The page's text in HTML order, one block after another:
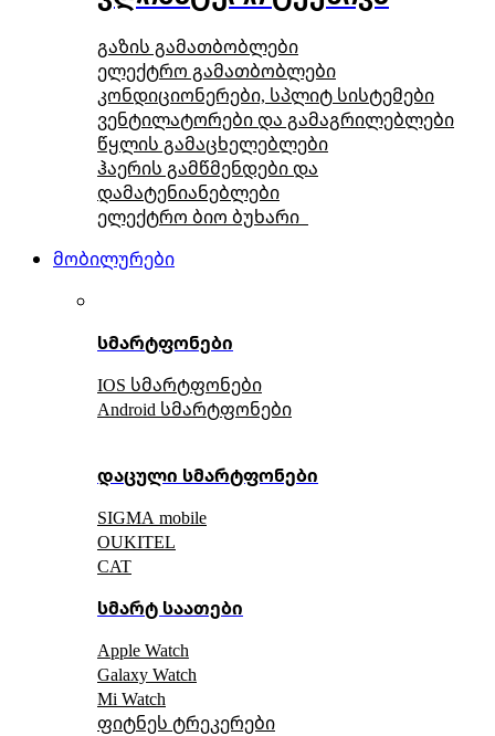
გაზის გამათბობლები
ელექტრო გამათბობლები
კონდიციონერები, სპლიტ სისტემები
ვენტილატორები და გამაგრილებლები
წყლის გამაცხელებლები
ჰაერის გამწმენდები და
დამატენიანებლები
ელექტრო ბიო ბუხარი
მობილურები
სმარტფონები
IOS სმარტფონები
Android სმარტფონები
დაცული სმარტფონები
SIGMA mobile
OUKITEL
CAT
სმარტ საათები
Apple Watch
Galaxy Watch
Mi Watch
ფიტნეს ტრეკერები